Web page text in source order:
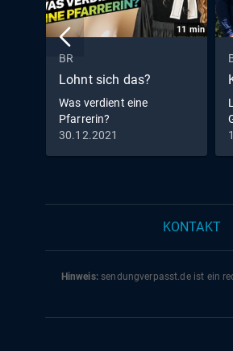
11 min
BR
Lohnt sich das?
Was verdient eine
Pfarrerin?
30.12.2021
KONTAKT
Hinweis:sendungverpasst.deist ein